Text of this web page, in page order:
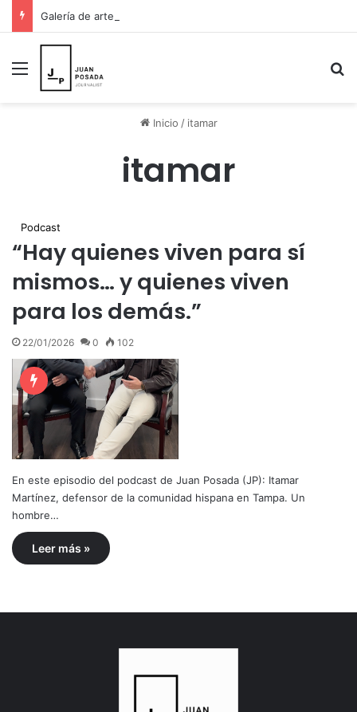
Menú
Inicio / itamar
itamar
Podcast
“Hay quienes viven para sí
mismos… y quienes viven
para los demás.”
22/01/2026 0 102
En este episodio del podcast de Juan Posada (JP): Itamar
Martínez, defensor de la comunidad hispana en Tampa. Un
hombre…
Leer más »